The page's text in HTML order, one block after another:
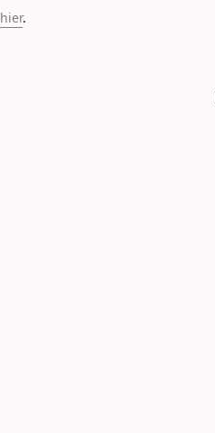
hier.